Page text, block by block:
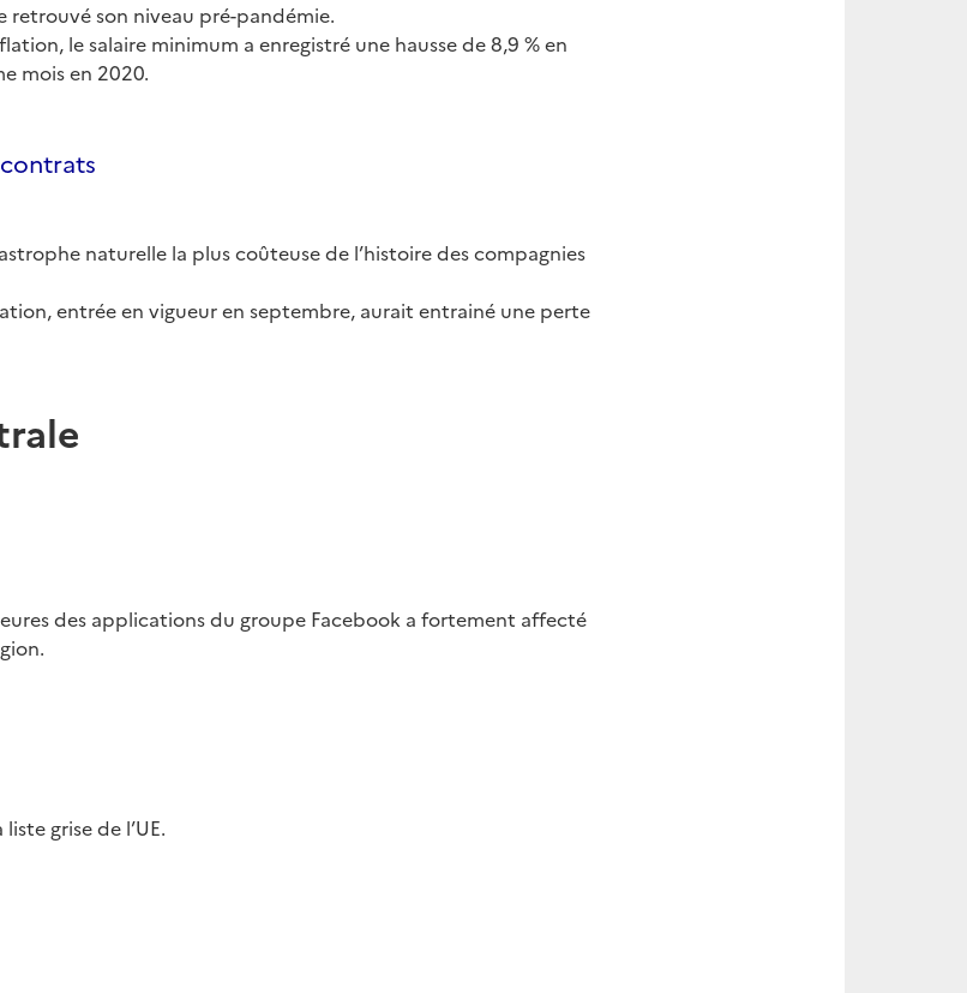
retrouvé son niveau pré-pandémie.
le salaire minimum a enregistré une hausse de 8,9 % en
mois en 2020.
naturelle la plus coûteuse de l’histoire des compagnies
entrée en vigueur en septembre, aurait entrainé une perte
des applications du groupe Facebook a fortement affecté
grise de l’UE.